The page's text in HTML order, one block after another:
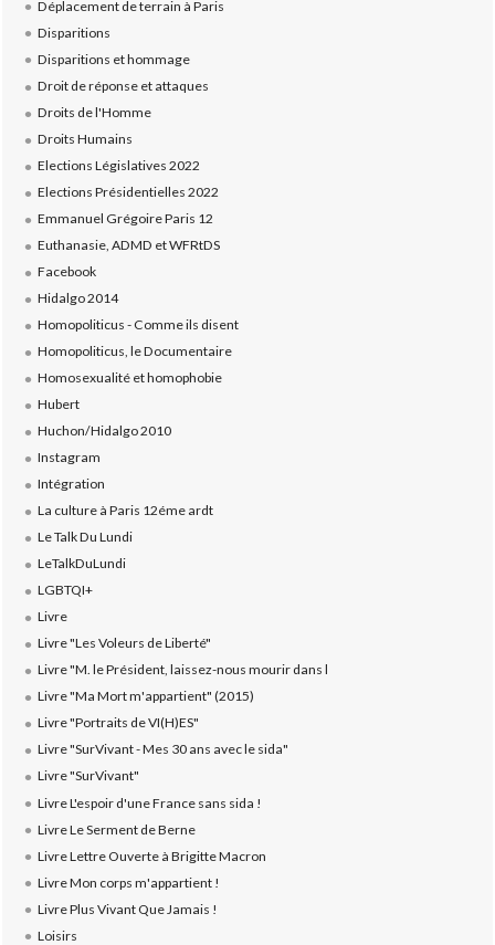
Déplacement de terrain à Paris
Disparitions
Disparitions et hommage
Droit de réponse et attaques
Droits de l'Homme
Droits Humains
Elections Législatives 2022
Elections Présidentielles 2022
Emmanuel Grégoire Paris 12
Euthanasie, ADMD et WFRtDS
Facebook
Hidalgo 2014
Homopoliticus - Comme ils disent
Homopoliticus, le Documentaire
Homosexualité et homophobie
Hubert
Huchon/Hidalgo 2010
Instagram
Intégration
La culture à Paris 12éme ardt
Le Talk Du Lundi
LeTalkDuLundi
LGBTQI+
Livre
Livre "Les Voleurs de Liberté"
Livre "M. le Président, laissez-nous mourir dans l
Livre "Ma Mort m'appartient" (2015)
Livre "Portraits de VI(H)ES"
Livre "SurVivant - Mes 30 ans avec le sida"
Livre "SurVivant"
Livre L'espoir d'une France sans sida !
Livre Le Serment de Berne
Livre Lettre Ouverte à Brigitte Macron
Livre Mon corps m'appartient !
Livre Plus Vivant Que Jamais !
Loisirs